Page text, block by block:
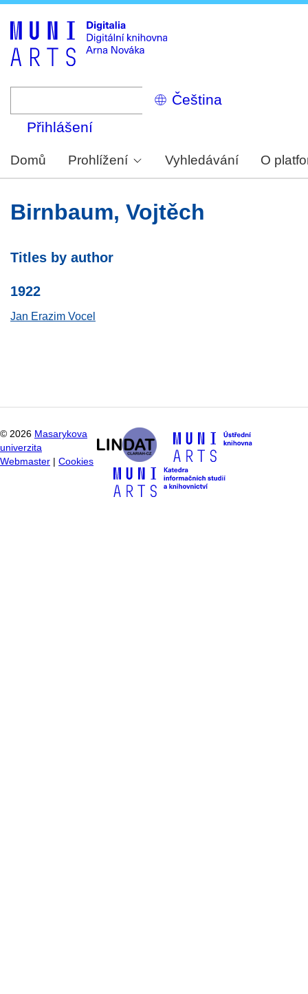
Select
your
Přihlášení
Domů Prohlížení Vyhledávání O
Birnbaum, Vojtěch
Titles by author
1922
Jan Erazim Vocel
© 2026 Masarykova
univerzita
Webmaster
Cookies